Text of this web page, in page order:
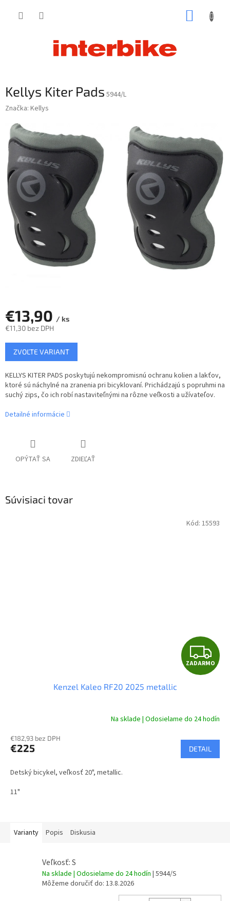
Kellys Kiter Pads 5944/L
Značka: Kellys
€13,90 / ks
€11,30 bez DPH
Jednotková
cena:
ZVOĽTE VARIANT
KELLYS KITER PADS poskytujú nekompromisnú ochranu kolien a lakťov,
ktoré sú náchylné na zranenia pri bicyklovaní. Prichádzajú s popruhmi na
suchý zips, čo ich robí nastaviteľnými na rôzne veľkosti a užívateľov.
Detailné informácie
OPÝTAŤ SA ZDIEĽAŤ
Súvisiaci tovar
Z
A
A
R
M
ZADARMO
Kenzel Kaleo RF20 2025 metallic
Na sklade | Odosielame do 24 hodín
€182,93 bez DPH
€225 DETAIL
Detský bicykel, veľkosť 20", metallic.
11"
Kód: 15593
Varianty Popis Diskusia
Veľkosť: S
Na sklade | Odosielame do 24 hodín | 5944/S
Môžeme doručiť do: 13.8.2026